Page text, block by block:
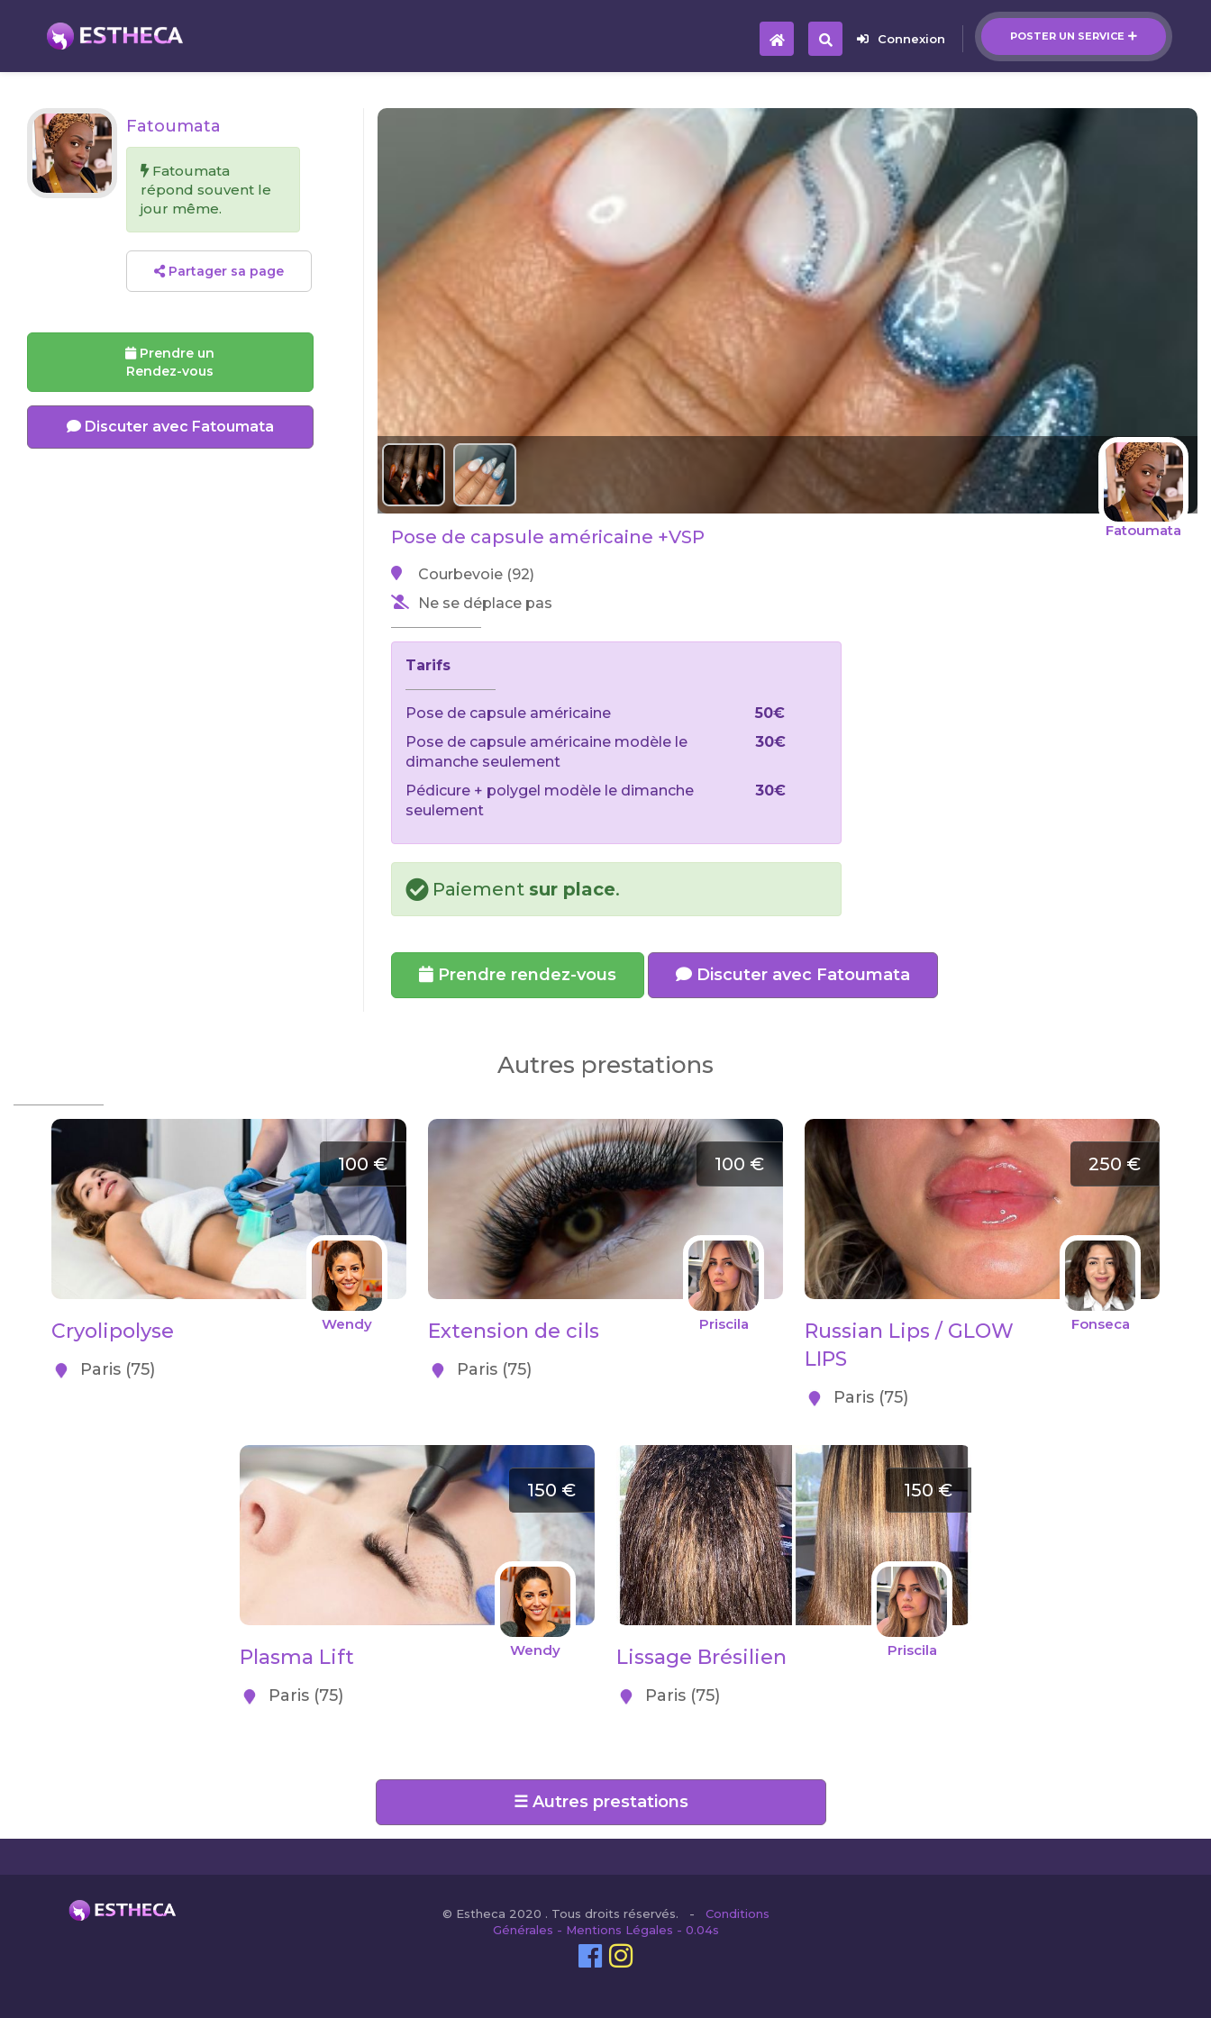
POSTER UN SERVICE
Connexion
Fatoumata
Pose de capsule américaine +VSP
Courbevoie (92)
Ne se déplace pas
Tarifs
Pose de capsule américaine
50€
Pose de capsule américaine modèle le
dimanche seulement
30€
Pédicure + polygel modèle le dimanche
seulement
30€
Paiement sur place.
Prendre rendez-vous Discuter avec Fatoumata
Fatoumata
Fatoumata
répond souvent le
jour même.
Partager sa page
Prendre un
Rendez-vous
Discuter avec Fatoumata
Autres prestations
100 €
Wendy
Cryolipolyse
Paris (75)
100 €
Priscila
Extension de cils
Paris (75)
250 €
Fonseca
Russian Lips / GLOW
LIPS
Paris (75)
150 €
Wendy
Plasma Lift
Paris (75)
150 €
Priscila
Lissage Brésilien
Paris (75)
☰ Autres prestations
© Estheca 2020 . Tous droits réservés. - Conditions
Générales - Mentions Légales - 0.04s